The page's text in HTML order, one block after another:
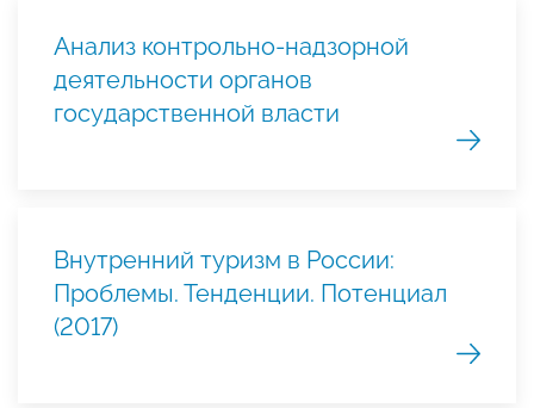
Анализ контрольно-надзорной
деятельности органов
государственной власти
Внутренний туризм в России:
Проблемы. Тенденции. Потенциал
(2017)